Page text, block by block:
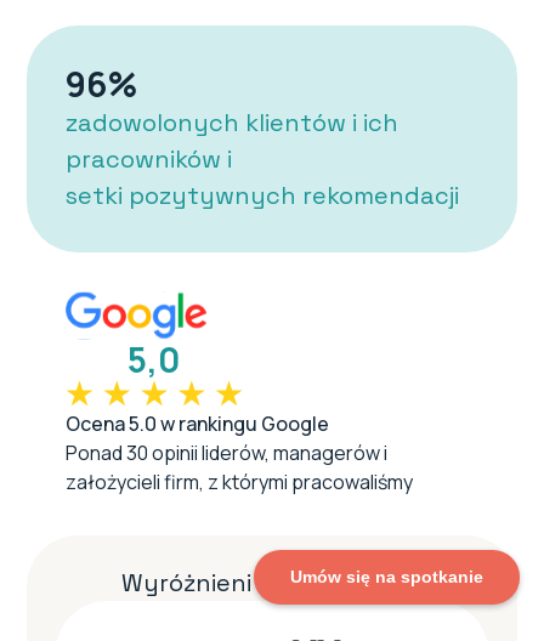
96%
zadowolonych klientów i ich
pracowników i
setki pozytywnych rekomendacji
5,0
Ocena 5.0 w rankingu Google
Ponad 30 opinii liderów, managerów i
założycieli firm, z którymi pracowaliśmy
Wyróżnieni w rankingach:
Umów się na spotkanie